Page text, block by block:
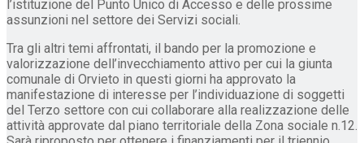
l’istituzione del Punto Unico di Accesso e delle prossime
assunzioni nel settore dei Servizi sociali.
Tra gli altri temi affrontati, il bando per la promozione e
valorizzazione dell’invecchiamento attivo per cui la giunta
comunale di Orvieto in questi giorni ha approvato la
manifestazione di interesse per l’individuazione di soggetti
del Terzo settore con cui collaborare alla realizzazione delle
attività approvate dal piano territoriale della Zona sociale n.12.